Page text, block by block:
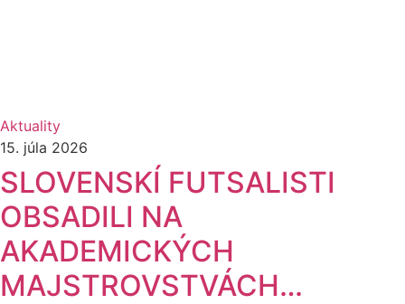
Aktuality
15. júla 2026
SLOVENSKÍ FUTSALISTI
OBSADILI NA
AKADEMICKÝCH
MAJSTROVSTVÁCH…